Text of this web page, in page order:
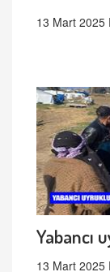
13 Mart 2025
Yabancı
13 Mart 2025